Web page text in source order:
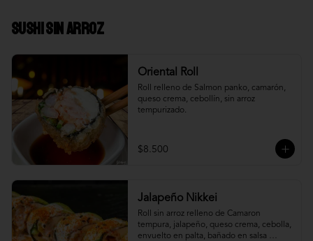
Sushi Sin Arroz
Oriental Roll
Roll relleno de Salmon panko, camarón,
queso crema, cebollín, sin arroz
tempurizado.
$8.500
Jalapeño Nikkei
Roll sin arroz relleno de Camaron
tempura, jalapeño, queso crema, cebolla,
envuelto en palta, bañado en salsa